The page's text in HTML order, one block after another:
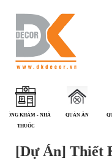
PHÒNG KHÁM - NHÀ
THUỐC
QUÁN ĂN
[Dự Án] Thiết